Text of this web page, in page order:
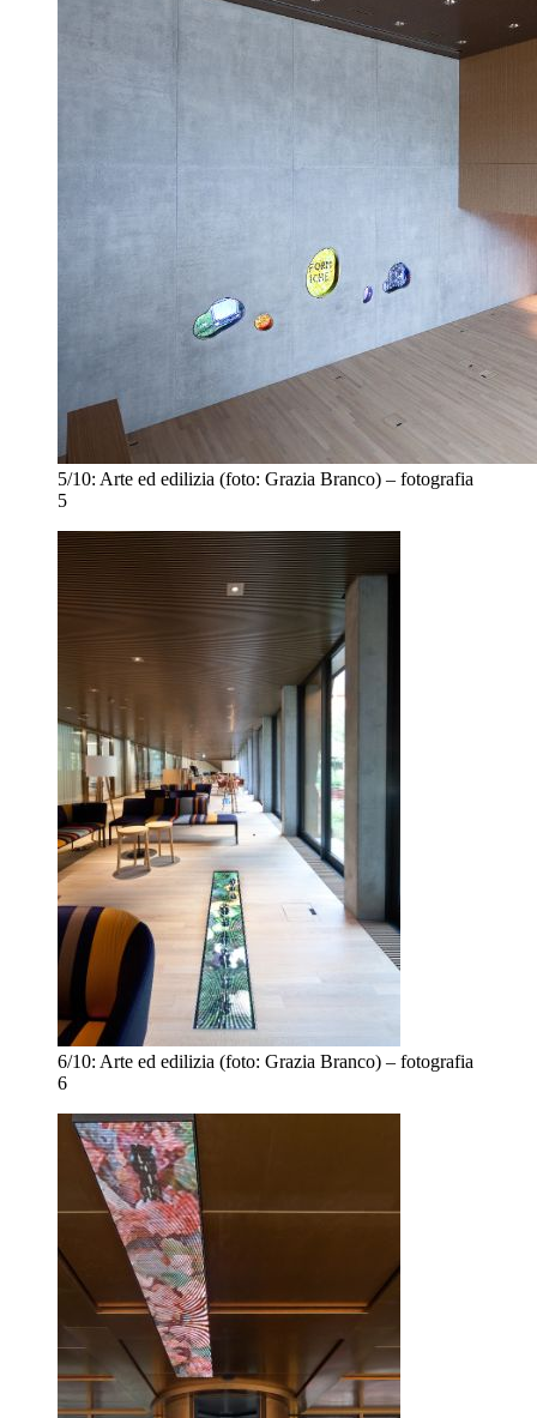
5/10: Arte ed edilizia (foto: Grazia Branco) – fotografia
5
6/10: Arte ed edilizia (foto: Grazia Branco) – fotografia
6